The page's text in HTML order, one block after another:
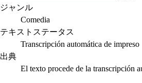
ジャンル
Comedia
テキストステータス
Transcripción automática de impreso
出典
El texto procede de la transcripción